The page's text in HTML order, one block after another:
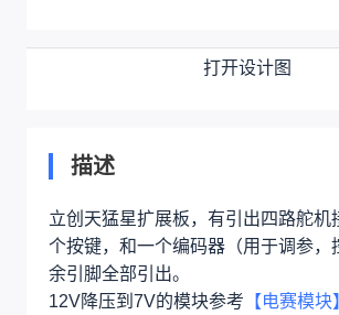
打开设计图
描述
立创天猛星扩展板，有引出四路舵机
个按键，和一个编码器（用于调参，
余引脚全部引出。
12V降压到7V的模块参考 【电赛模